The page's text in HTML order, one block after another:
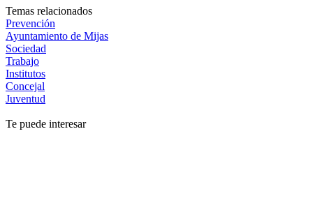
Temas relacionados
Prevención
Ayuntamiento de Mijas
Sociedad
Trabajo
Institutos
Concejal
Juventud
Te puede interesar